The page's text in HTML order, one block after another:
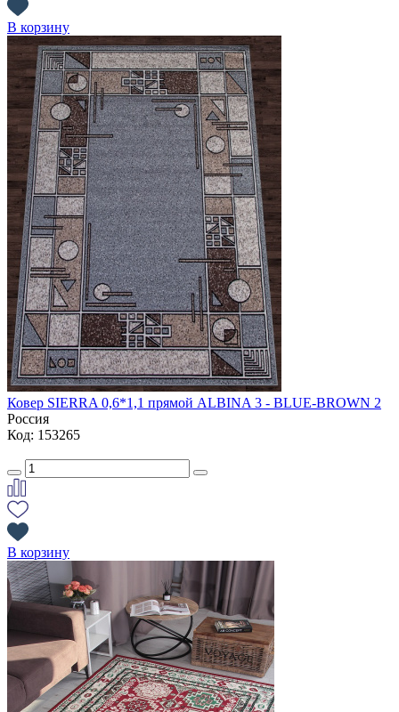
В корзину
Ковер SIERRA 0,6*1,1 прямой ALBINA 3 - BLUE-BROWN 2
Россия
Код: 153265
В корзину